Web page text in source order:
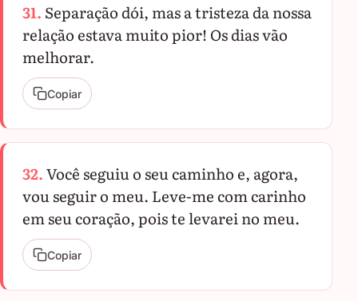
31. Separação dói, mas a tristeza da nossa
relação estava muito pior! Os dias vão
melhorar.
Copiar
32.Você seguiu o seu caminho e, agora,
vou seguir o meu. Leve-me com carinho
em seu coração, pois te levarei no meu.
Copiar